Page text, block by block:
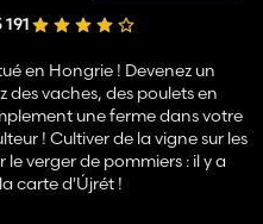
191
en Hongrie ! Devenez un
des vaches, des poulets en
une ferme dans votre
! Cultiver de la vigne sur les
verger de pommiers : il y a
carte d'Újrét !